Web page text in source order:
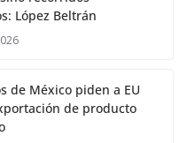
López Beltrán
de México piden a EU
de producto